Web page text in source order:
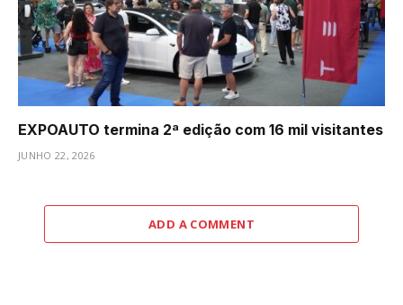
EXPOAUTO termina 2ª edição com 16 mil visitantes
JUNHO 22, 2026
ADD A COMMENT